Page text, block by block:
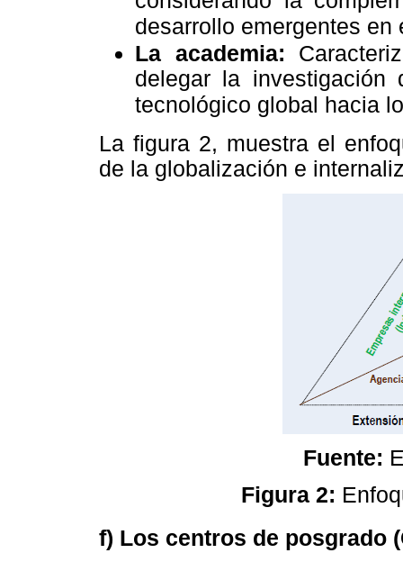
desarrollo emergentes en
La academia:
delegar la investigación
tecnológico global hacia
La figura 2, muestra el
de la globalización e
Fuente:
Figura 2:
f) Los centros de posgrado